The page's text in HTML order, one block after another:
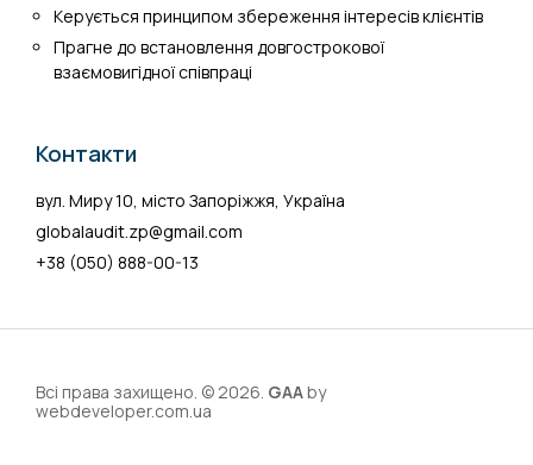
Керується принципом збереження інтересів клієнтів
Прагне до встановлення довгострокової
взаємовигідної співпраці
Контакти
вул. Миру 10, місто Запоріжжя, Україна
globalaudit.zp@gmail.com
+38 (050) 888-00-13
Всі права захищено. © 2026. GAAby
webdeveloper.com.ua